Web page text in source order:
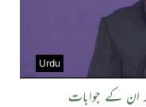
Urdu
ان کے جوابات